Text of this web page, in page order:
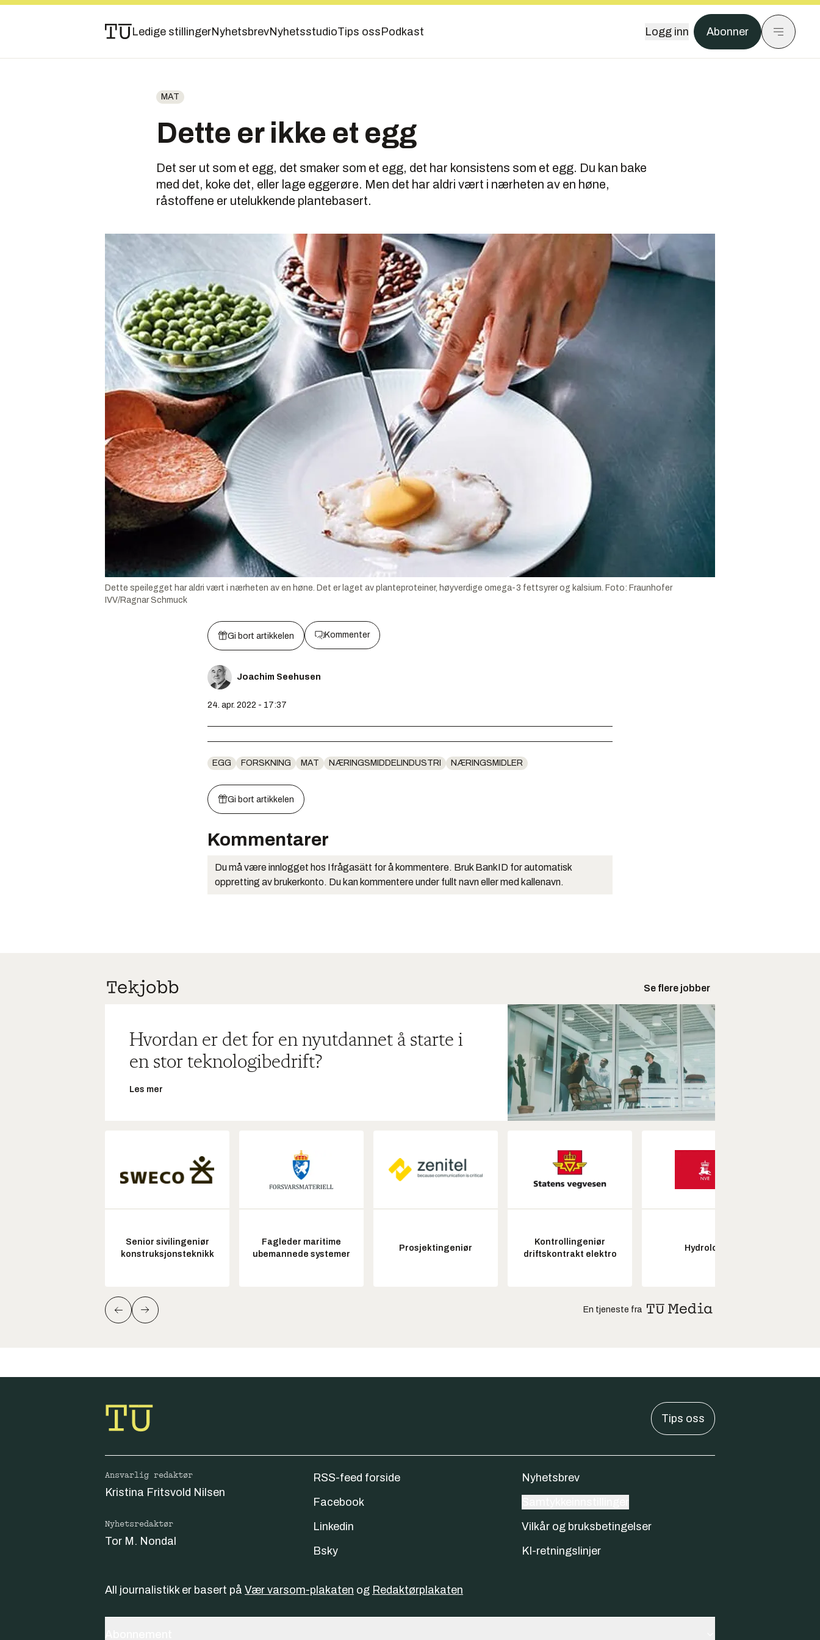
Ledige stillingerNyhetsbrevNyhetsstudioTips oss Podkast Logg inn Abonner
MAT
Dette er ikke et egg
Det ser ut som et egg, det smaker som et egg, det har konsistens som et egg. Du kan bake
med det, koke det, eller lage eggerøre. Men det har aldri vært i nærheten av en høne,
råstoffene er utelukkende plantebasert.
Dette speilegget har aldri vært i nærheten av en høne. Det er laget av planteproteiner, høyverdige omega-3 fettsyrer og kalsium. Foto: Fraunhofer
IVV/Ragnar Schmuck
Gi bort artikkelen Kommenter
Joachim Seehusen
24. apr. 2022 - 17:37
EGG FORSKNING MAT NÆRINGSMIDDELINDUSTRI NÆRINGSMIDLER
Gi bort artikkelen
Kommentarer
Du må være innlogget hos Ifrågasätt for å kommentere. Bruk BankID for automatisk
oppretting av brukerkonto. Du kan kommentere under fullt navn eller med kallenavn.
Se flere jobber
Hvordan er det for en nyutdannet å starte i
en stor teknologibedrift?
Les mer
Senior sivilingeniør
konstruksjonsteknikk
Fagleder maritime
ubemannede systemer
Prosjektingeniør
Kontrollingeniør
driftskontrakt elektro
Hydrolog
En tjeneste fra
Tips oss
Ansvarlig redaktør
Kristina Fritsvold Nilsen
Nyhetsredaktør
Tor M. Nondal
RSS-feed forside
Facebook
Linkedin
Bsky
Nyhetsbrev
Vilkår og bruksbetingelser
KI-retningslinjer
All journalistikk er basert på Vær varsom-plakaten og Redaktørplakaten